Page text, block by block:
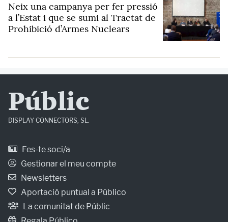
Neix una campanya per fer pressió
a l’Estat i que se sumi al Tractat de
Prohibició d’Armes Nuclears
Públic
DISPLAY CONNECTORS, SL.
Fes-te soci/a
Gestionar el meu compte
Newsletters
Aportació puntual a Público
La comunitat de Públic